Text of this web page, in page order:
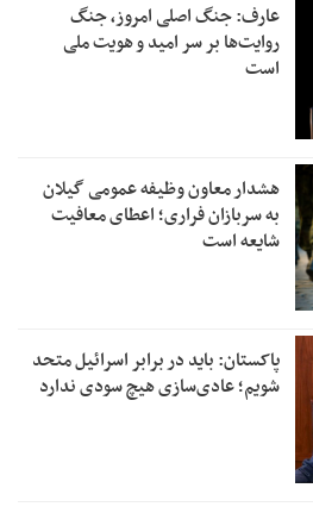
عارف: جنگ اصلی امروز، جنگ
روایت‌ها بر سر امید و هویت ملی
است
هشدار معاون وظیفه عمومی گیلان
به سربازان فراری؛ اعطای معافیت
شایعه است
پاکستان: باید در برابر اسرائیل متحد
شویم؛ عادی‌سازی هیچ سودی ندارد